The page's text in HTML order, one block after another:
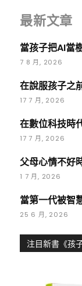
最新文章
當孩子把AI當
7 8 月, 2026
在說服孩子之
17 7 月, 2026
在數位科技時
17 7 月, 2026
父母心情不好
1 7 月, 2026
當第一代被智
25 6 月, 2026
注目新書《孩